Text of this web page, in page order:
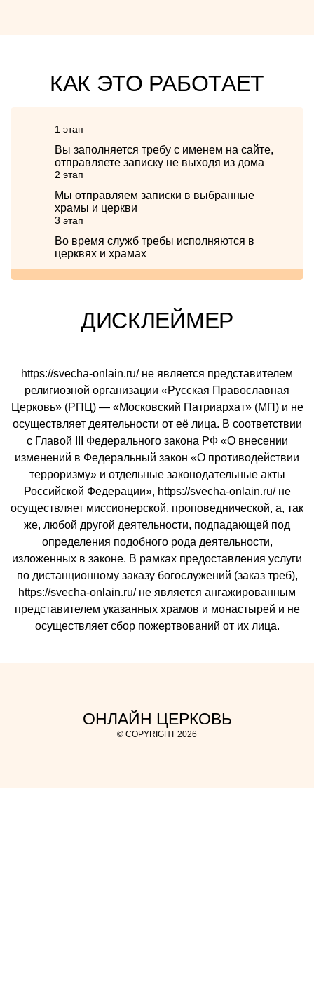
КАК ЭТО РАБОТАЕТ
1 этап
Вы заполняется требу с именем на сайте,
отправляете записку не выходя из дома
2 этап
Мы отправляем записки в выбранные
храмы и церкви
3 этап
Во время служб требы исполняются в
церквях и храмах
ДИСКЛЕЙМЕР
https://svecha-onlain.ru/ не является представителем
религиозной организации «Русская Православная
Церковь» (РПЦ) — «Московский Патриархат» (МП) и не
осуществляет деятельности от её лица. В соответствии
с Главой III Федерального закона РФ «О внесении
изменений в Федеральный закон «О противодействии
терроризму» и отдельные законодательные акты
Российской Федерации», https://svecha-onlain.ru/ не
осуществляет миссионерской, проповеднической, а, так
же, любой другой деятельности, подпадающей под
определения подобного рода деятельности,
изложенных в законе. В рамках предоставления услуги
по дистанционному заказу богослужений (заказ треб),
https://svecha-onlain.ru/ не является ангажированным
представителем указанных храмов и монастырей и не
осуществляет сбор пожертвований от их лица.
ОНЛАЙН ЦЕРКОВЬ
© COPYRIGHT 2026